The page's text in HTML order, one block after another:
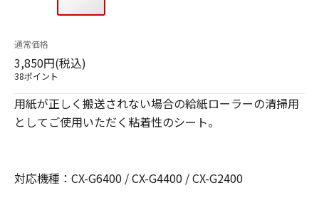
通常価格
3,850円(税込)
38ポイント
用紙が正しく搬送されない場合の給紙ローラーの清掃用
としてご使用いただく粘着性のシート。
対応機種：CX-G6400 / CX-G4400 / CX-G2400